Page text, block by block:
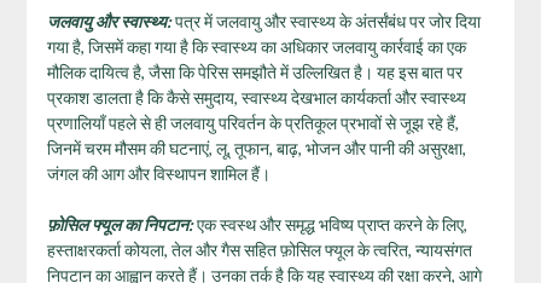
जलवायु और स्वास्थ्य:पत्र में जलवायु और स्वास्थ्य के अंतर्संबंध पर जोर दिया
गया है, जिसमें कहा गया है कि स्वास्थ्य का अधिकार जलवायु कार्रवाई का एक
मौलिक दायित्व है, जैसा कि पेरिस समझौते में उल्लिखित है। यह इस बात पर
प्रकाश डालता है कि कैसे समुदाय, स्वास्थ्य देखभाल कार्यकर्ता और स्वास्थ्य
प्रणालियाँ पहले से ही जलवायु परिवर्तन के प्रतिकूल प्रभावों से जूझ रहे हैं,
जिनमें चरम मौसम की घटनाएं, लू, तूफान, बाढ़, भोजन और पानी की असुरक्षा,
जंगल की आग और विस्थापन शामिल हैं।
फ़ोसिल फ्यूल का निपटान:एक स्वस्थ और समृद्ध भविष्य प्राप्त करने के लिए,
हस्ताक्षरकर्ता कोयला, तेल और गैस सहित फ़ोसिल फ्यूल के त्वरित, न्यायसंगत
निपटान का आह्वान करते हैं। उनका तर्क है कि यह स्वास्थ्य की रक्षा करने, आगे